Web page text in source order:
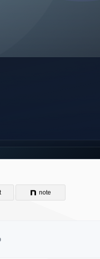
note